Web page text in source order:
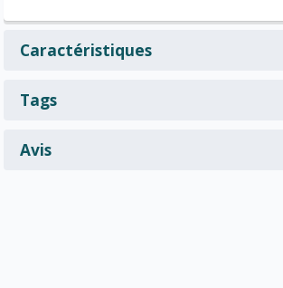
Caractéristiques
Tags
Avis